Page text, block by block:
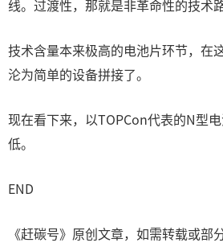
线。过渡性，那就是非革命性的技术
技术含量本来极高的电池片环节，在
沦为简单的设备拼接了。
现在看下来，以TOPCon代表的N型
低。
END
《赶碳号》原创文章，如需转载或部